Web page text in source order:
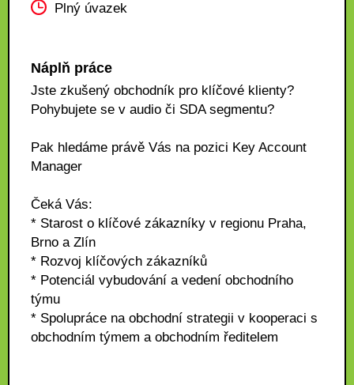
Plný úvazek
Náplň práce
Jste zkušený obchodník pro klíčové klienty?
Pohybujete se v audio či SDA segmentu?
Pak hledáme právě Vás na pozici Key Account
Manager
Čeká Vás:
* Starost o klíčové zákazníky v regionu Praha,
Brno a Zlín
* Rozvoj klíčových zákazníků
* Potenciál vybudování a vedení obchodního
týmu
* Spolupráce na obchodní strategii v kooperaci s
obchodním týmem a obchodním ředitelem